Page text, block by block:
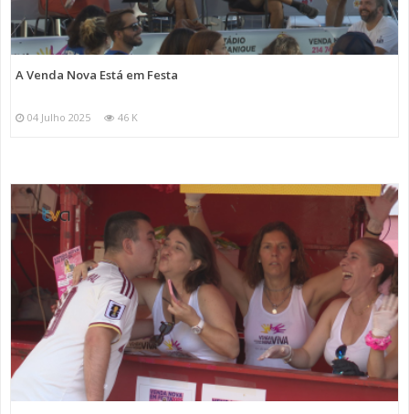
A Venda Nova Está em Festa
04 Julho 2025 46 K